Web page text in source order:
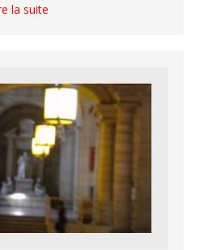
la suite